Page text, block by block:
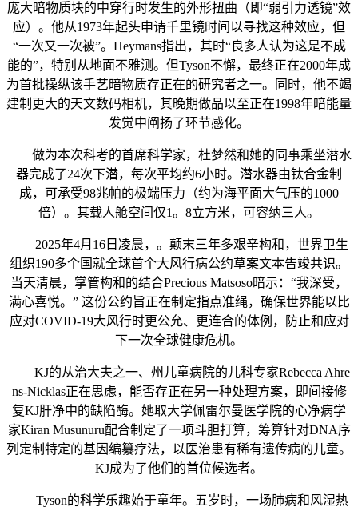
庞大暗物质块的中穿行时发生的外形扭曲（即“弱引力透镜”效
应）。他从1973年起头申请千里镜时间以寻找这种效应，但
“一次又一次被”。Heymans指出，其时“良多人认为这是不成
能的”，特别从地面不雅测。但Tyson不懈，最终正在2000年成
为首批操纵该手艺暗物质存正在的研究者之一。同时，他不竭
建制更大的天文数码相机，其晚期做品以至正在1998年暗能量
发觉中阐扬了环节感化。
做为本次科考的首席科学家，杜梦然和她的同事乘坐潜水
器完成了24次下潜，每次平均约6小时。潜水器由钛合金制
成，可承受98兆帕的极端压力（约为海平面大气压的1000
倍）。其载人舱空间仅1。8立方米，可容纳三人。
2025年4月16日凌晨，。颠末三年多艰辛构和，世界卫生
组织190多个国就全球首个大风行病公约草案文本告竣共识。
当天清晨，掌管构和的结合Precious Matsoso暗示：“我深受，
满心喜悦。” 这份公约旨正在制定指点准绳，确保世界能以比
应对COVID-19大风行时更公允、更连合的体例，防止和应对
下一次全球健康危机。
KJ的从治大夫之一、州儿童病院的儿科专家Rebecca Ahre
ns-Nicklas正在思虑，能否存正在另一种处理方案，即间接修
复KJ肝净中的缺陷酶。她取大学佩雷尔曼医学院的心净病学
家Kiran Musunuru配合制定了一项斗胆打算，筹算针对DNA序
列定制特定的基因编纂疗法，以医治患有稀有遗传病的儿童。
KJ成为了他们的首位候选者。
Tyson的科学乐趣始于童年。五岁时，一场肺病和风湿热